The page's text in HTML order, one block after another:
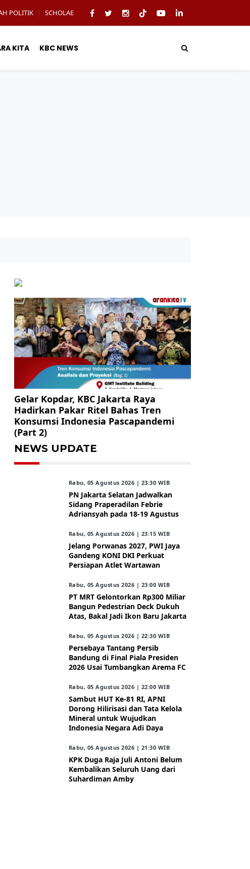
POLITIK | SCHOLAE
KITA KBC NEWS
Gelar Kopdar, KBC Jakarta Raya
Hadirkan Pakar Ritel Bahas Tren
Konsumsi Indonesia Pascapandemi
(Part 2)
NEWS UPDATE
Rabu, 05 Agustus 2026 | 23:30 WIB
PN Jakarta Selatan Jadwalkan
Sidang Praperadilan Febrie
Adriansyah pada 18-19 Agustus
Rabu, 05 Agustus 2026 | 23:15 WIB
Jelang Porwanas 2027, PWI Jaya
Gandeng KONI DKI Perkuat
Persiapan Atlet Wartawan
Rabu, 05 Agustus 2026 | 23:00 WIB
PT MRT Gelontorkan Rp300 Miliar
Bangun Pedestrian Deck Dukuh
Atas, Bakal Jadi Ikon Baru Jakarta
Rabu, 05 Agustus 2026 | 22:30 WIB
Persebaya Tantang Persib
Bandung di Final Piala Presiden
2026 Usai Tumbangkan Arema FC
Rabu, 05 Agustus 2026 | 22:00 WIB
Sambut HUT Ke-81 RI, APNI
Dorong Hilirisasi dan Tata Kelola
Mineral untuk Wujudkan
Indonesia Negara Adi Daya
Rabu, 05 Agustus 2026 | 21:30 WIB
KPK Duga Raja Juli Antoni Belum
Kembalikan Seluruh Uang dari
Suhardiman Amby